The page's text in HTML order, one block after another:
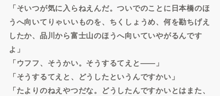
「そいつが気に入らねえんだ。ついでのことに日本橋のほ
うへ向いてりゃいいものを、ちくしょうめ、何を勘ちげえ
したか、品川から富士山のほうへ向いていやがるんです
よ」
「ウフフ、そうかい。そうするてえと――」
「そうするてえと、どうしたというんですかい」
「たよりのねえやつだな。どうしたんですかいとはまた、